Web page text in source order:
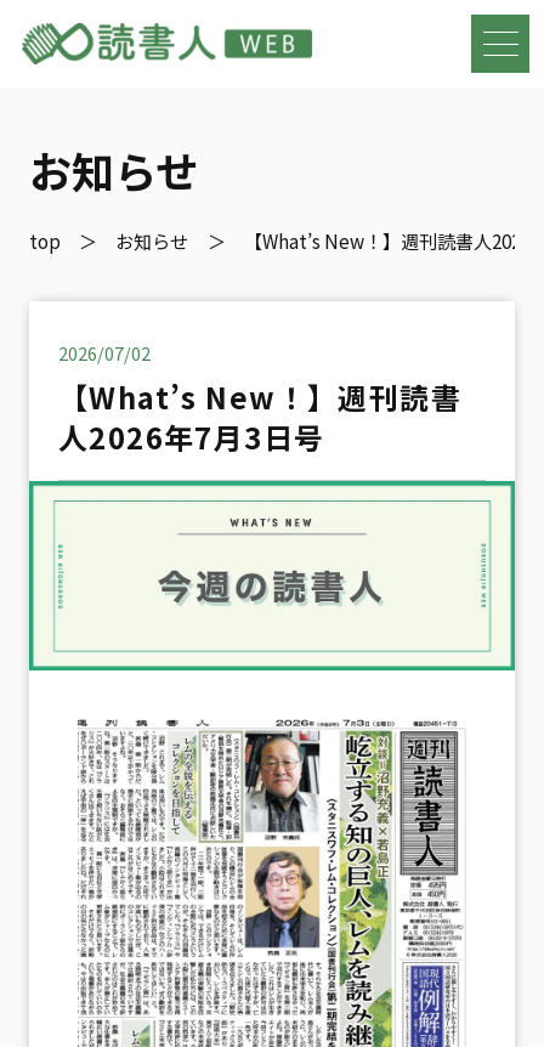
お知らせ
top お知らせ 【What’s New！】週刊読書人2026
2026/07/02
【What’s New！】週刊読書
人2026年7月3日号